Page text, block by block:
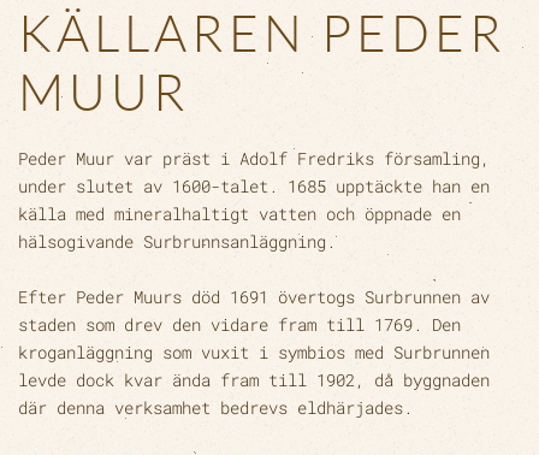
KÄLLAREN PEDER
MUUR
Peder Muur var präst i Adolf Fredriks församling,
under slutet av 1600-talet. 1685 upptäckte han en
källa med mineralhaltigt vatten och öppnade en
hälsogivande Surbrunnsanläggning.
Efter Peder Muurs död 1691 övertogs Surbrunnen av
staden som drev den vidare fram till 1769. Den
kroganläggning som vuxit i symbios med Surbrunnen
levde dock kvar ända fram till 1902, då byggnaden
där denna verksamhet bedrevs eldhärjades.